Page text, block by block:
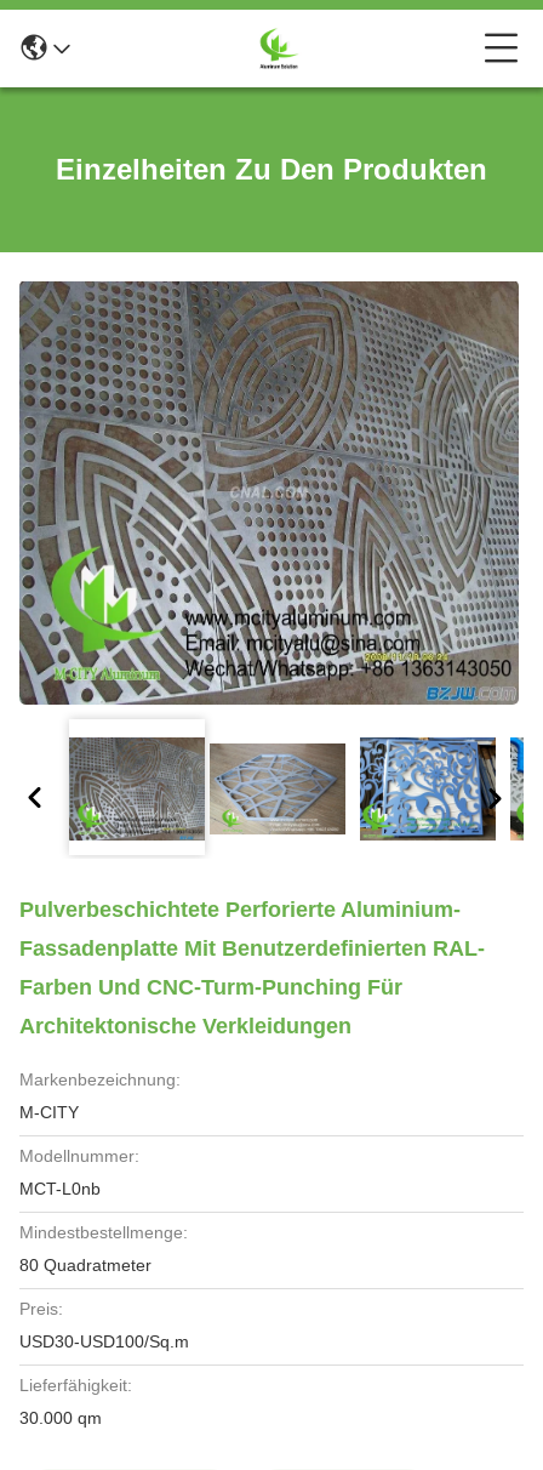
Einzelheiten Zu Den Produkten
Pulverbeschichtete Perforierte Aluminium-
Fassadenplatte Mit Benutzerdefinierten RAL-
Farben Und CNC-Turm-Punching Für
Architektonische Verkleidungen
Markenbezeichnung:
M-CITY
Modellnummer:
MCT-L0nb
Mindestbestellmenge:
80 Quadratmeter
Preis:
USD30-USD100/Sq.m
Lieferfähigkeit:
30.000 qm